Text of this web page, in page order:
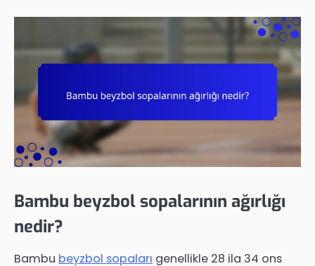
Bambu beyzbol sopalarının ağırlığı
nedir?
Bambu beyzbol sopaları genellikle 28 ila 34 ons